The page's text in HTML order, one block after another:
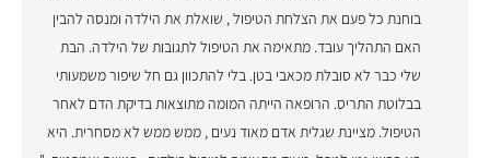
בוחנת כל פעם את הצלחת הטיפול , שואלת את הילדה ומנסה להבין
האם התהליך עובד. מתאימה את הטיפול לתגובות של הילדה. הבת
שלי כבר לא סובלת מכאבי בטן. בלי להתכוון גם חל שיפור משמעותי
בבלוטת התריס. הרופאה הייתה המומה מתוצאות בדיקת הדם לאחר
הטיפול. מציינת שגלית אדם מאוד נעים , ממש ממש לא מסחרית. היא